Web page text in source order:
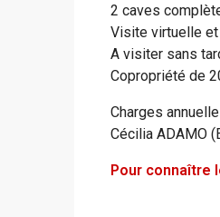
2 caves
Visite virtuelle et
A visiter sans
Copropriété de
Charges
Cécilia ADAMO
Pour connaître